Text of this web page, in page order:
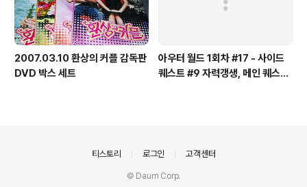
2007.03.10 환상의 커플 감독판
DVD 박스 세트
아우터 월드 1회차 #17 - 사이드
퀘스트 #9 자력갱생, 메인 퀘스트
티스토리 로그인 고객센터
© Daum Corp.